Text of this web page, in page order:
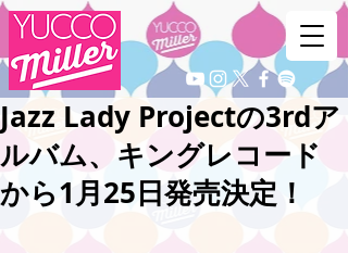
Jazz Lady Projectの3rdア
ルバム、キングレコード
から1月25日発売決定！